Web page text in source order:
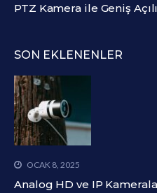
PTZ Kamera ile Geniş
SON EKLENENLER
OCAK 8, 2025
Analog HD ve IP